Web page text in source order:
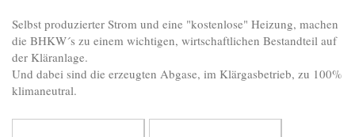
Selbst produzierter Strom und eine "kostenlose" Heizung, machen
die BHKW´s zu einem wichtigen, wirtschaftlichen Bestandteil auf
der Kläranlage.
Und dabei sind die erzeugten Abgase, im Klärgasbetrieb, zu 100%
klimaneutral.